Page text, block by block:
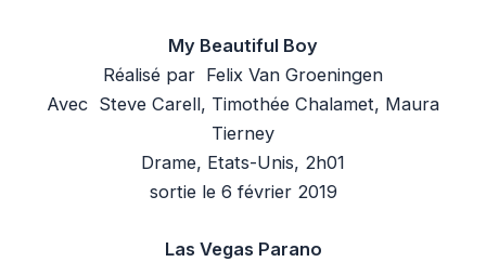
My Beautiful Boy
Réalisé par Felix Van Groeningen
Avec Steve Carell, Timothée Chalamet, Maura
Tierney
Drame, Etats-Unis, 2h01
sortie le 6 février 2019
Las Vegas Parano